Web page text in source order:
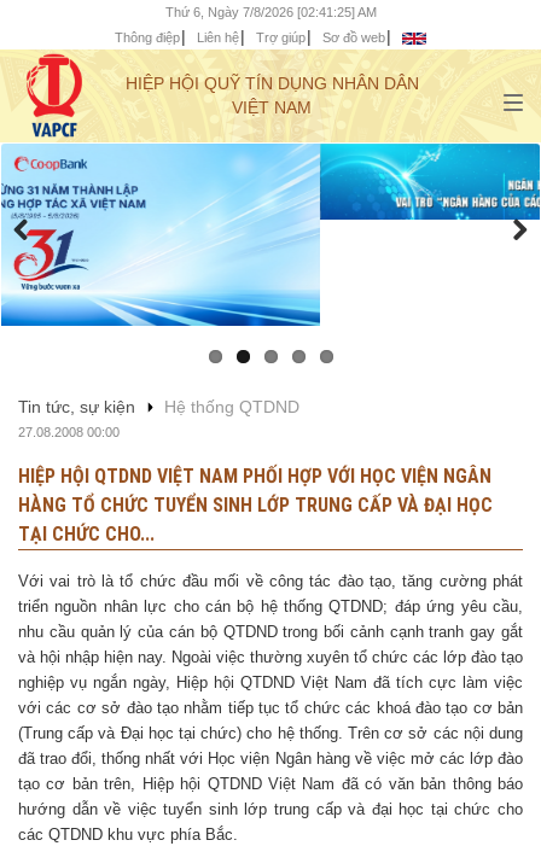
Thứ 6, Ngày 7/8/2026 [02:41:26] AM
Thông điệp
Liên hệ Trợ giúp Sơ đồ web
HIỆP HỘI QUỸ TÍN DỤNG NHÂN DÂN
VIỆT NAM
Tin tức, sự kiện Hệ thống QTDND
27.08.2008 00:00
HIỆP HỘI QTDND VIỆT NAM PHỐI HỢP VỚI HỌC VIỆN NGÂN
HÀNG TỔ CHỨC TUYỂN SINH LỚP TRUNG CẤP VÀ ĐẠI HỌC
TẠI CHỨC CHO...
Với vai trò là tổ chức đầu mối về công tác đào tạo, tăng cường phát
triển nguồn nhân lực cho cán bộ hệ thống QTDND; đáp ứng yêu cầu,
nhu cầu quản lý của cán bộ QTDND trong bối cảnh cạnh tranh gay gắt
và hội nhập hiện nay. Ngoài việc thường xuyên tổ chức các lớp đào tạo
nghiệp vụ ngắn ngày, Hiệp hội QTDND Việt Nam đã tích cực làm việc
với các cơ sở đào tạo nhằm tiếp tục tổ chức các khoá đào tạo cơ bản
(Trung cấp và Đại học tại chức) cho hệ thống. Trên cơ sở các nội dung
đã trao đổi, thống nhất với Học viện Ngân hàng về việc mở các lớp đào
tạo cơ bản trên, Hiệp hội QTDND Việt Nam đã có văn bản thông báo
hướng dẫn về việc tuyển sinh lớp trung cấp và đại học tại chức cho
các QTDND khu vực phía Bắc.